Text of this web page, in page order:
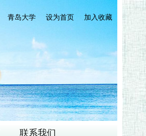
加入收藏
设为首页
青岛大学
联系我们